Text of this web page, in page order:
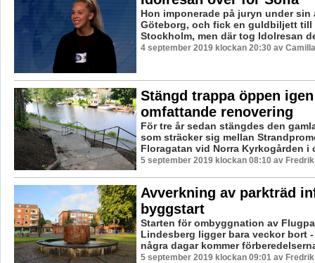
Hon imponerade på juryn under sin
Göteborg, och fick en guldbiljett
Stockholm, men där tog Idolresan
4 september 2019 klockan 20:30 av
Stängd trappa öppen
omfattande renovering
För tre år sedan stängdes den
som sträcker sig mellan
Floragatan vid Norra Kyrkogården i
5 september 2019 klockan 08:10 av
Avverkning av parkträd
byggstart
Starten för ombyggnation av
Lindesberg ligger bara veckor bort
några dagar kommer
5 september 2019 klockan 09:01 av